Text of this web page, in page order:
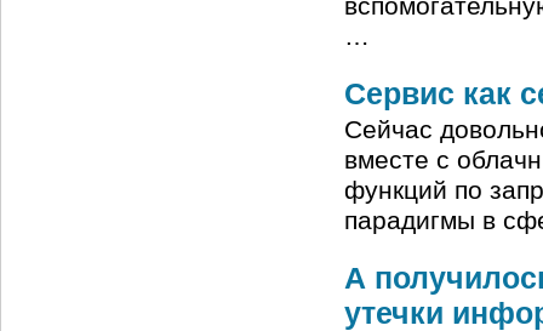
…
Сервис как
Сейчас
вместе с
функций по
парадигмы в
А
утечки